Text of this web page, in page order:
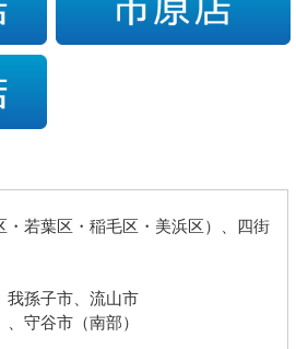
若葉区・稲毛区・美浜区）、四街
孫子市、流山市
守谷市（南部）